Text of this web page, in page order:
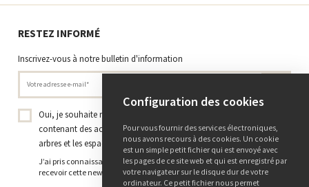
RESTEZ INFORMÉ
Inscrivez-vous à notre bulletin d'information
Oui, je souhaite recevoir la newsletter de la Pépinière Ebben
contenant des actualités, des projets et des connaissances sur les
arbres et les espaces verts.*
J’ai pris connaissance dela politique de confidentialitéet j’accepte de
recevoir cette newsletter.
Configuration des cookies
Pour vous fournir des services électroniques,
nous avons recours à des cookies. Un cookie
est un simple petit fichier qui est envoyé avec
les pages de ce site web et qui est enregistré par
votre navigateur sur le disque dur de votre
ordinateur. Ce petit fichier nous permet